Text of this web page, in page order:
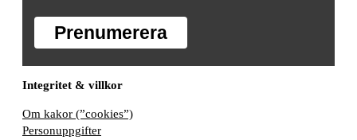
Prenumerera
Integritet & villkor
Om kakor (”cookies”)
Personuppgifter